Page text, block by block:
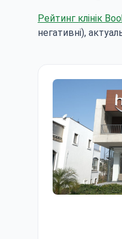
Рейтинг клінік
негативні),